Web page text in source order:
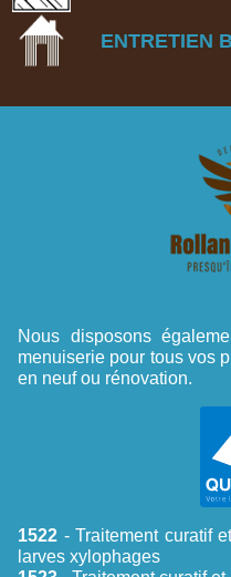
ENTRETIEN
Nous disposons
menuiserie pour tous vos
en neuf ou rénovation.
1522 - Traitement curatif
larves xylophages